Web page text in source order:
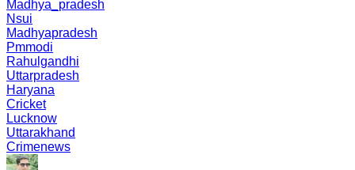
Madhya_pradesh
Nsui
Madhyapradesh
Pmmodi
Rahulgandhi
Uttarpradesh
Haryana
Cricket
Lucknow
Uttarakhand
Crimenews